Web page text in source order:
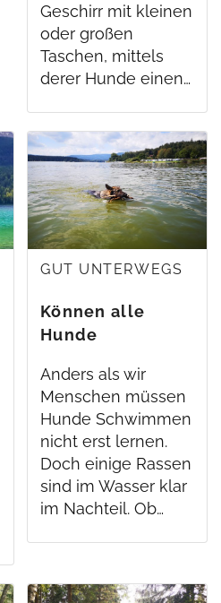
Geschirr mit kleinen
oder großen
Taschen, mittels
derer Hunde einen…
GUT UNTERWEGS
Können alle
Hunde
Anders als wir
Menschen müssen
Hunde Schwimmen
nicht erst lernen.
Doch einige Rassen
sind im Wasser klar
im Nachteil. Ob…